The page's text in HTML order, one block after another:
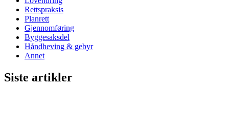
Rettspraksis
Planrett
Gjennomføring
Byggesaksdel
Håndheving & gebyr
Annet
Siste artikler